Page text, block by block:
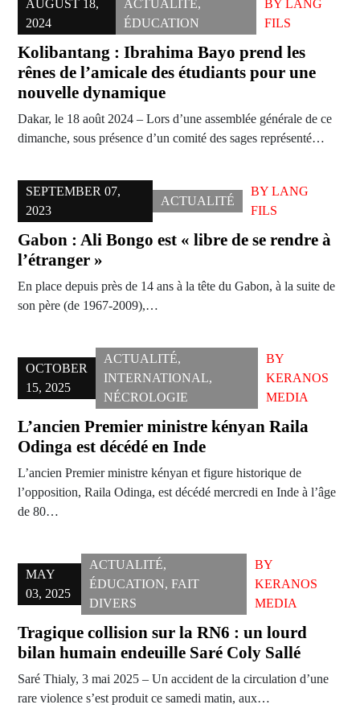
AUGUST 18,
2024
ACTUALITÉ,
ÉDUCATION
BY LANG
FILS
Kolibantang : Ibrahima Bayo prend les
rênes de l’amicale des étudiants pour une
nouvelle dynamique
Dakar, le 18 août 2024 – Lors d’une assemblée générale de ce
dimanche, sous présence d’un comité des sages représenté…
SEPTEMBER 07,
2023
ACTUALITÉ
BY LANG
FILS
Gabon : Ali Bongo est « libre de se rendre à
l’étranger »
En place depuis près de 14 ans à la tête du Gabon, à la suite de
son père (de 1967-2009),…
OCTOBER
15, 2025
ACTUALITÉ,
INTERNATIONAL,
NÉCROLOGIE
BY
KERANOS
MEDIA
L’ancien Premier ministre kényan Raila
Odinga est décédé en Inde
L’ancien Premier ministre kényan et figure historique de
l’opposition, Raila Odinga, est décédé mercredi en Inde à l’âge
de 80…
MAY
03, 2025
ACTUALITÉ,
ÉDUCATION,FAIT
DIVERS
BY
KERANOS
MEDIA
Tragique collision sur la RN6 : un lourd
bilan humain endeuille Saré Coly Sallé
Saré Thialy, 3 mai 2025 – Un accident de la circulation d’une
rare violence s’est produit ce samedi matin, aux…